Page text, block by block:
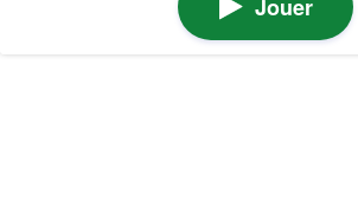
Jouer